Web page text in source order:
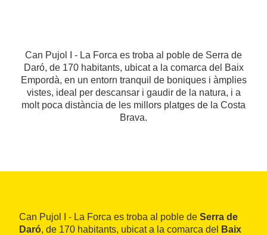
Can Pujol I - La Forca es troba al poble de Serra de
Daró, de 170 habitants, ubicat a la comarca del Baix
Empordà, en un entorn tranquil de boniques i àmplies
vistes, ideal per descansar i gaudir de la natura, i a
molt poca distància de les millors platges de la Costa
Brava.
Can Pujol I - La Forca es troba al poble de Serra de
Daró, de 170 habitants, ubicat a la comarca del
Baix